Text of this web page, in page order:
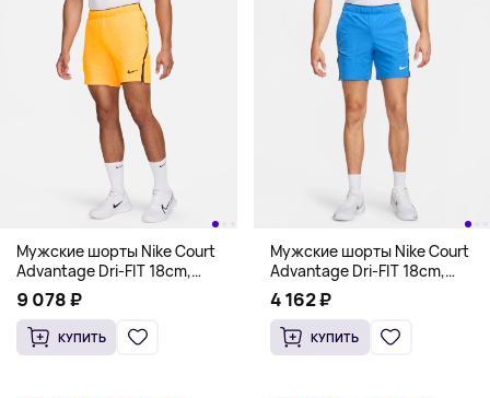
Мужские шорты Nike Court
Advantage Dri-FIT 18cm,
желтый
9 078 ₽
КУПИТЬ
Мужские шорты Nike Court
Advantage Dri-FIT 18cm,
лазурный
4 162 ₽
КУПИТЬ